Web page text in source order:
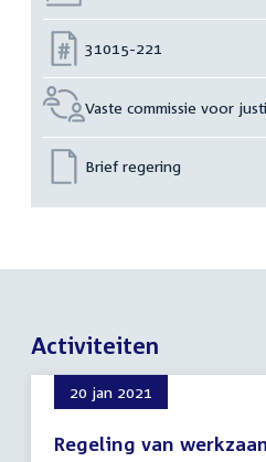
Nummer:
31015-221
Vaste commissie voor
Brief regering
Activiteiten
20 jan 2021
Regeling van